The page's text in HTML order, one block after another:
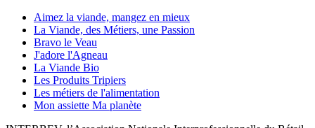
Aimez la viande, mangez en mieux
La Viande, des Métiers, une Passion
Bravo le Veau
J'adore l'Agneau
La Viande Bio
Les Produits Tripiers
Les métiers de l'alimentation
Mon assiette Ma planète